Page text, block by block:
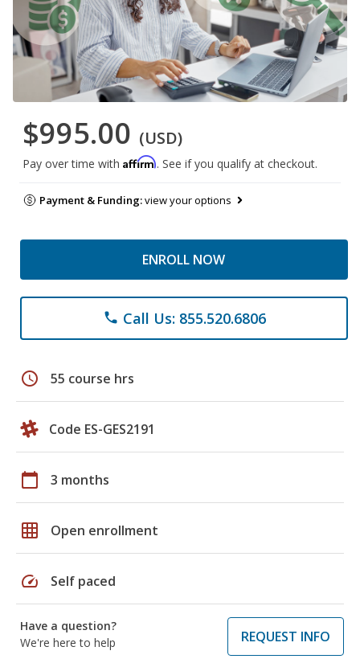
$995.00 (USD)
Pay over time with Affirm. See if you qualify at checkout.
Payment & Funding:view your options
ENROLL NOW
phone Call Us: 855.520.6806
schedule 55 course hrs
Code ES-GES2191
calendar_today 3 months
grid_on Open enrollment
speed Self paced
Have a question?
We're here to help
REQUEST INFO